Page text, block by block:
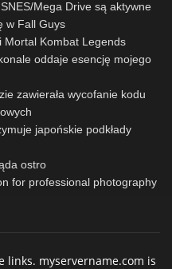
Mega Drive są aktywne
w Fall Guys
Mortal Kombat Legends
oddaje esencję mojego
zawierała wycofanie kodu
japońskie podkłady
ostro
for professional photography
links. myservername.com is